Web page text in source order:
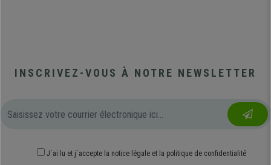
INSCRIVEZ-VOUS À NOTRE NEWSLETTER
J´ai lu et j´accepte la notice légale et la politique de confidentialité